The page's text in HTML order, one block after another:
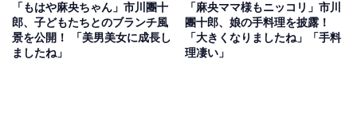
「もはや麻央ちゃん」市川團十
郎、子どもたちとのブランチ風
景を公開！ 「美男美女に成長し
ましたね」
「麻央ママ様もニッコリ」市川
團十郎、娘の手料理を披露！
「大きくなりましたね」「手料
理凄い」